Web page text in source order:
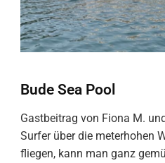
Bude Sea Pool
Gastbeitrag von Fiona M.
Surfer über die meterhohen
fliegen, kann man ganz